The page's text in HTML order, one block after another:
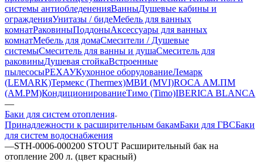
системы антиобледененияВанныДушевые кабины и
огражденияУнитазы / бидеМебель для ванных
комнатРаковиныПоддоныАксессуары для ванных
комнатМебель для домаСмесители / Душевые
системыСмеситель для ванны и душаСмеситель для
раковиныДушевая стойкаВстроенные
пылесосыРЕХАУКухонное оборудованиеЛемарк
(LEMARK)Термекс (Thermex)МВИ (MVI)ROCA АМ.ПМ
(AM.PM)КондиционированиеТимо (Timo)IBERICA BLANCA
—
Баки для систем отопления
Принадлежности к расширительным бакамБаки для ГВСБаки
для систем водоснабжения
—STH-0006-000200 STOUT Расширительный бак на
отопление 200 л. (цвет красный)